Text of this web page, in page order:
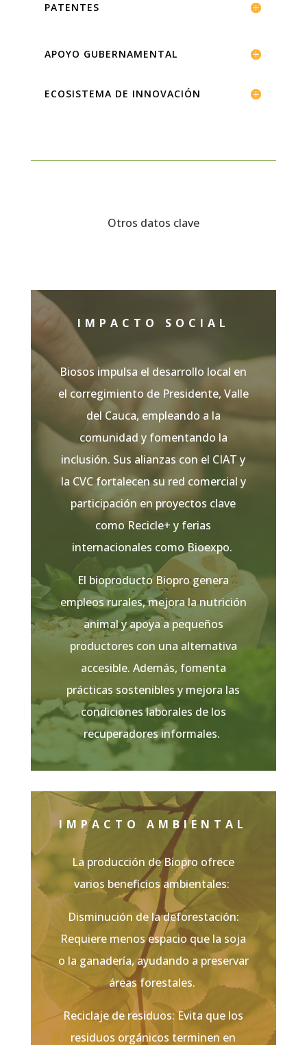
PATENTES
APOYO GUBERNAMENTAL
ECOSISTEMA DE INNOVACIÓN
Otros datos clave
IMPACTO SOCIAL
Biosos impulsa el desarrollo local en
el corregimiento de Presidente, Valle
del Cauca, empleando a la
comunidad y fomentando la
inclusión. Sus alianzas con el CIAT y
la CVC fortalecen su red comercial y
participación en proyectos clave
como Recicle+ y ferias
internacionales como Bioexpo.
El bioproducto Biopro genera
empleos rurales, mejora la nutrición
animal y apoya a pequeños
productores con una alternativa
accesible. Además, fomenta
prácticas sostenibles y mejora las
condiciones laborales de los
recuperadores informales.
IMPACTO AMBIENTAL
La producción deBiopro ofrece
varios beneficios ambientales:
Disminución de la deforestación:
Requiere menos espacio que la soja
o la ganadería, ayudando a preservar
áreas forestales.
Reciclaje de residuos: Evita que los
residuos orgánicos terminen en